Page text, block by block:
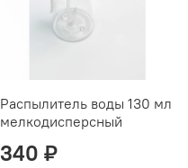
Распылитель воды 130 мл
мелкодисперсный
340 ₽